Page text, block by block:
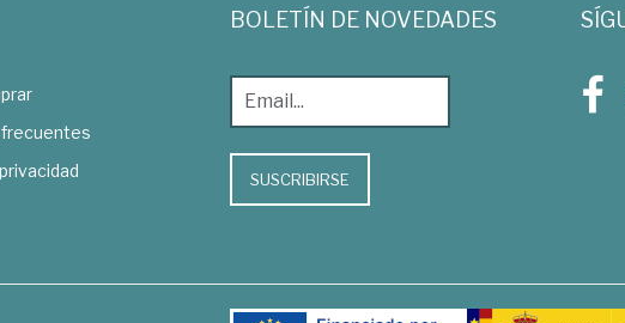
BOLETÍN DE NOVEDADES
SUSCRIBIRSE